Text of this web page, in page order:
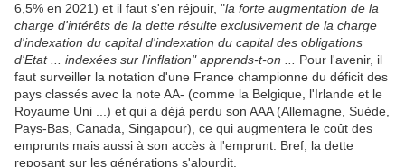
6,5% en 2021) et il faut s'en réjouir, "la forte augmentation de la
charge d'intérêts de la dette résulte exclusivement de la charge
d'indexation du capital d'indexation du capital des obligations
d'Etat ... indexées sur l'inflation" apprends-t-on ... Pour l'avenir, il
faut surveiller la notation d'une France championne du déficit des
pays classés avec la note AA- (comme la Belgique, l'Irlande et le
Royaume Uni ...) et qui a déjà perdu son AAA (Allemagne, Suède,
Pays-Bas, Canada, Singapour), ce qui augmentera le coût des
emprunts mais aussi à son accès à l'emprunt. Bref, la dette
reposant sur les générations s'alourdit.